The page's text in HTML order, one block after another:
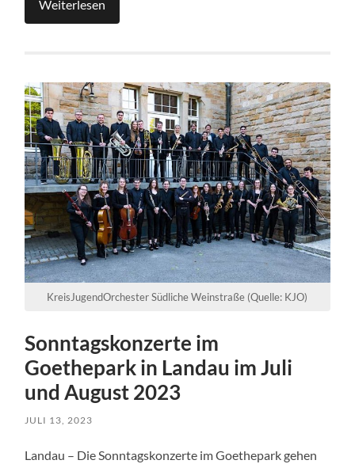
Weiterlesen
KreisJugendOrchester Südliche Weinstraße (Quelle: KJO)
Sonntagskonzerte im
Goethepark in Landau im Juli
und August 2023
JULI 13, 2023
Landau – Die Sonntagskonzerte im Goethepark gehen